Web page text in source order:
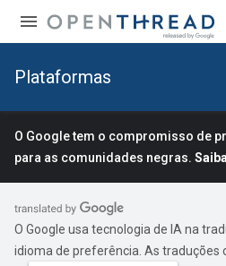
Plataformas
O Google tem o compromisso de
para as comunidades negras.
O Google usa tecnologia de IA na
idioma de preferência. As traduções